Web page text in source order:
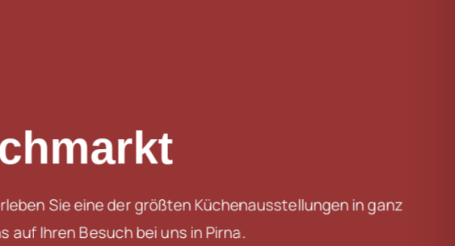
Sie eine der größten Küchenausstellungen in ganz
auf Ihren Besuch bei uns in Pirna.